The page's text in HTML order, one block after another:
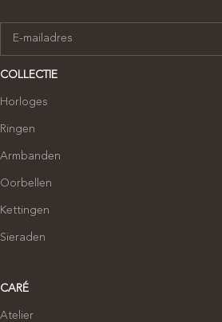
COLLECTIE
Horloges
Ringen
Armbanden
Oorbellen
Kettingen
Sieraden
CARÉ
Atelier